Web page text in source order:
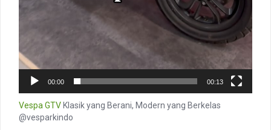
00:00 00:13
Vespa GTV Klasik yang Berani, Modern yang Berkelas
@vesparkindo